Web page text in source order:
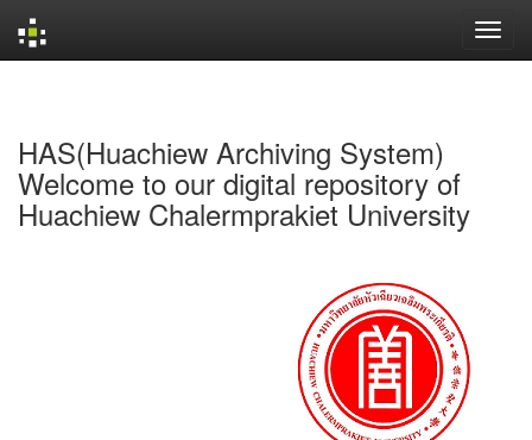
HAS(Huachiew Archiving System)
Welcome to our digital repository of
Huachiew Chalermprakiet University